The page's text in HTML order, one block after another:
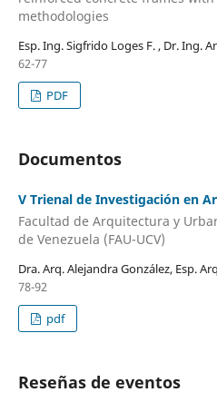
methodologies
Esp. Ing. Sigfrido Loges F. , Dr. Ing.
62-77
PDF
Documentos
V Trienal de Investigación en
Facultad de Arquitectura y
de Venezuela (FAU-UCV)
Dra. Arq. Alejandra González, Esp.
78-92
pdf
Reseñas de eventos